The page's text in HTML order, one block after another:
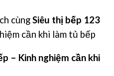
cùngSiêu thị bếp 123
cần khi làm tủ bếp
– Kinh nghiệm cần khi